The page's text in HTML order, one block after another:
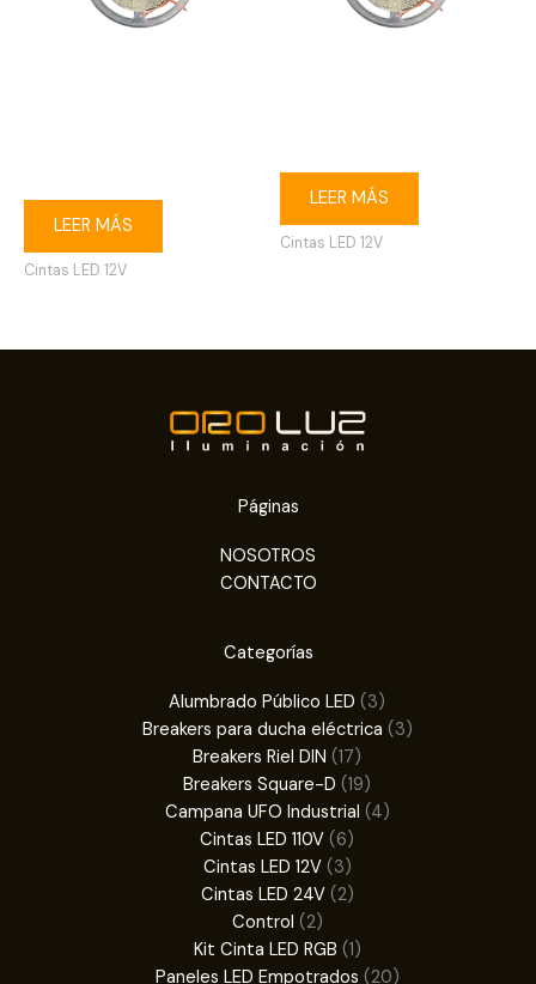
LEER MÁS
Cintas LED 12V
LEER MÁS
Cintas LED 12V
Páginas
NOSOTROS
CONTACTO
Categorías
Alumbrado Público LED 33
productos
Breakers para ducha eléctrica 33
Breakers Riel DIN 1717
productos
Breakers Square-D 1919
productos
Campana UFO Industrial 44
Cintas LED 110V 66
productos
Cintas LED 12V 33
productos
Cintas LED 24V 22
Control 22
productos
Kit Cinta LED RGB 11
producto
Paneles LED Empotrados 2020